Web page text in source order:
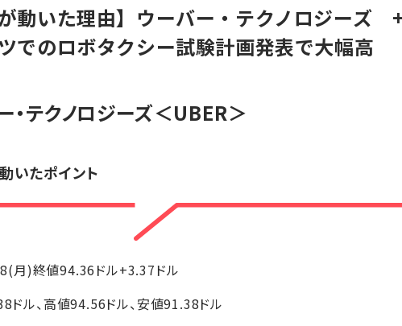
が動いた理由】ウーバー・テクノロジーズ
でのロボタクシー試験計画発表で大幅高
・テクノロジーズ＜UBER＞
いたポイント
月)終値94.36ドル+3.37ドル
ドル、高値94.56ドル、安値91.38ドル